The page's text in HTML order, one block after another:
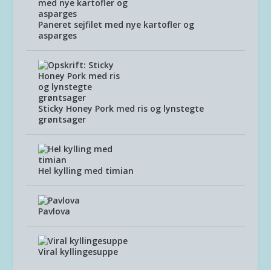
Paneret sejfilet med nye kartofler og
asparges
Sticky Honey Pork med ris og lynstegte
grøntsager
Hel kylling med timian
Pavlova
Viral kyllingesuppe